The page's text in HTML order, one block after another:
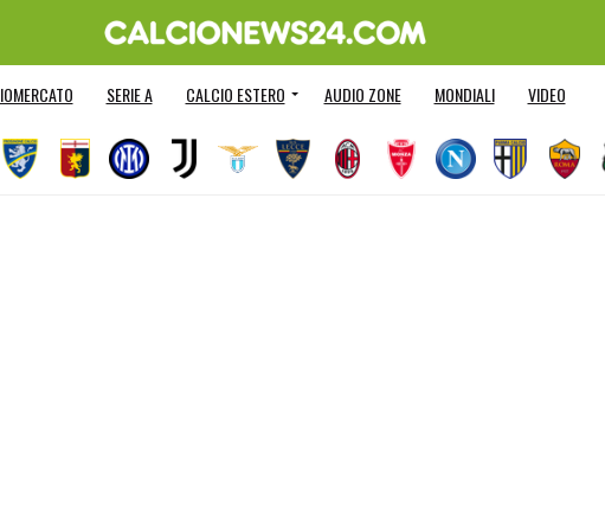
SERIE A CALCIO ESTERO AUDIO ZONE MONDIALI VIDEO